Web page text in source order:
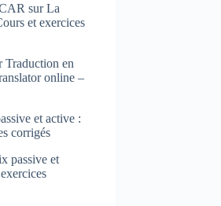
surLa
et exercices
Traduction en
online –
et active :
corrigés
passive et